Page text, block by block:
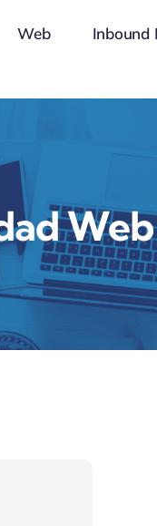
Web Inbound
Web